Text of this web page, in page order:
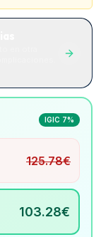
IGIC 7%
125.78€
103.28€